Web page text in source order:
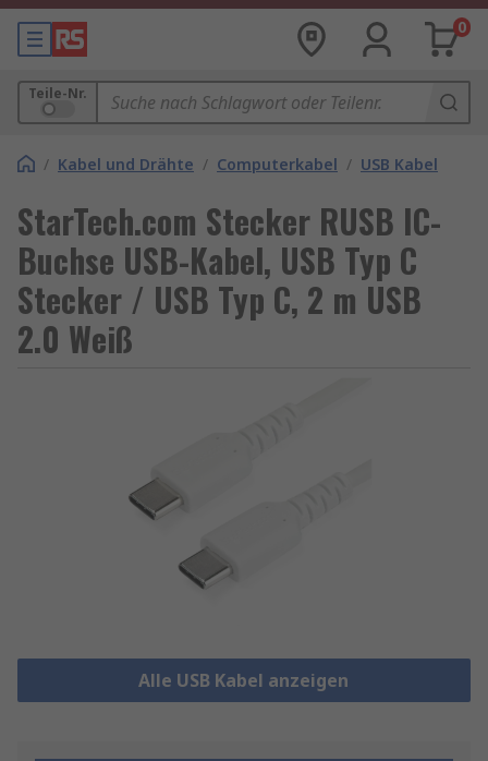
0
Teile-Nr.
/ Kabel und Drähte / Computerkabel / USB Kabel
StarTech.com Stecker RUSB IC-
Buchse USB-Kabel, USB Typ C
Stecker / USB Typ C, 2 m USB
2.0 Weiß
Alle USB Kabel anzeigen